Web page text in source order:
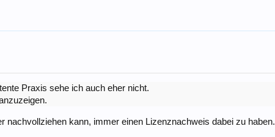
Praxis sehe ich auch eher nicht.
nachvollziehen kann, immer einen Lizenznachweis dabei zu haben.